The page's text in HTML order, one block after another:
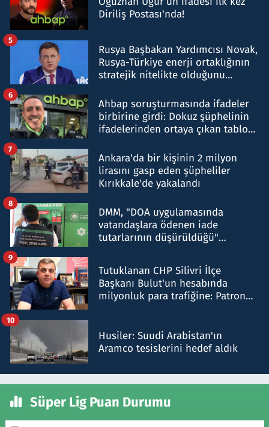
Diriliş Postası'nda!
Rusya Başbakan Yardımcısı Novak,
Rusya-Türkiye enerji ortaklığının
stratejik nitelikte olduğunu
5
Ahbap soruşturmasında ifadeler
birbirine girdi: Dokuz şüphelinin
ifadelerinden ortaya çıkan tablo
6
Ankara'da bir kişinin 2 milyon
lirasını gasp eden şüpheliler
Kırıkkale'de yakalandı
7
DMM, "DOA uygulamasında
vatandaşlara ödenen iade
tutarlarının düşürüldüğü"
8
Tutuklanan CHP Silivri İlçe
Başkanı Bulut'un hesabında
milyonluk para trafiğine: Patron
9
Husiler: Suudi Arabistan'ın
Aramco tesislerini hedef aldık
10
Süper Lig Puan Durumu